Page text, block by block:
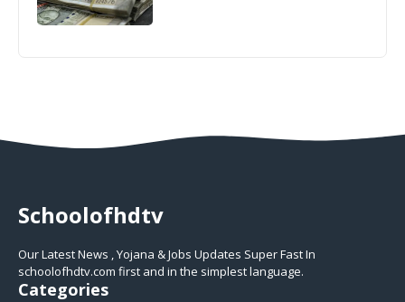
Schoolofhdtv
Our Latest News , Yojana & Jobs Updates Super Fast In
schoolofhdtv.com first and in the simplest language.
Categories